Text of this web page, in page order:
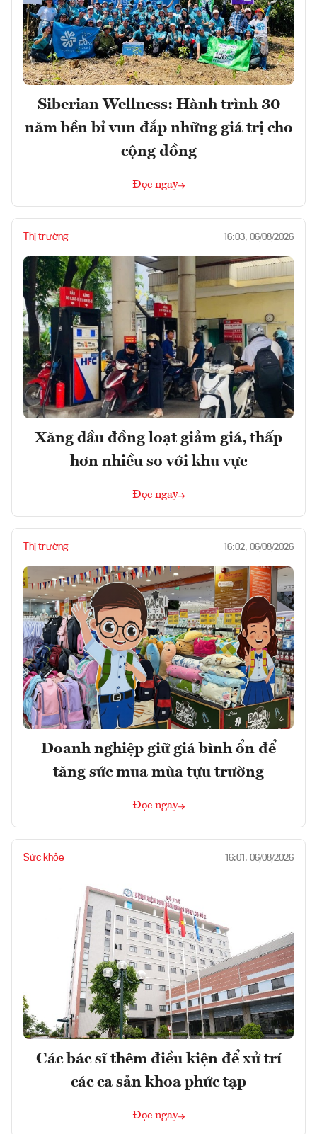
Siberian Wellness: Hành trình 30
năm bền bỉ vun đắp những giá trị cho
cộng đồng
Đọc ngay
Thị trường 16:03, 06/08/2026
Xăng dầu đồng loạt giảm giá, thấp
hơn nhiều so với khu vực
Đọc ngay
Thị trường 16:02, 06/08/2026
Doanh nghiệp giữ giá bình ổn để
tăng sức mua mùa tựu trường
Đọc ngay
Sức khỏe 16:01, 06/08/2026
Các bác sĩ thêm điều kiện để xử trí
các ca sản khoa phức tạp
Đọc ngay